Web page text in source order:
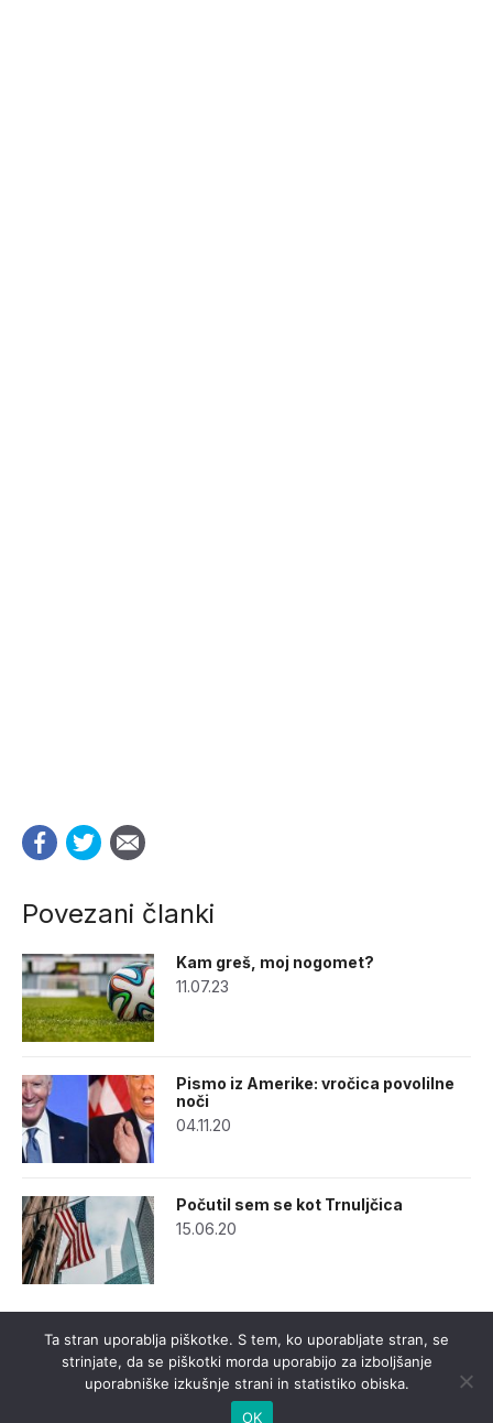
Povezani članki
Kam greš, moj nogomet?
11.07.23
Pismo iz Amerike: vročica povolilne
noči
04.11.20
Počutil sem se kot Trnuljčica
15.06.20
Ta stran uporablja piškotke. S tem, ko uporabljate stran, se
strinjate, da se piškotki morda uporabijo za izboljšanje
uporabniške izkušnje strani in statistiko obiska.
OK